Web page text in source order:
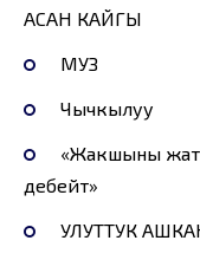
АСАН КАЙГЫ
МУЗ
Чычкылуу
«Жакшыны
дебейт»
УЛУТТУК